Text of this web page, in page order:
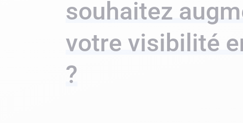
souhaitez
votre visibilité
?